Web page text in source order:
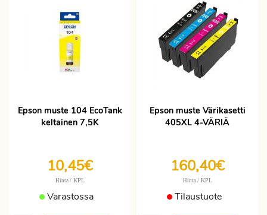
Epson muste 104 EcoTank
keltainen 7,5K
10,45€
Hinta / KPL
Varastossa
Epson muste Värikasetti
405XL 4-VÄRIÄ
160,40€
Hinta / KPL
Tilaustuote